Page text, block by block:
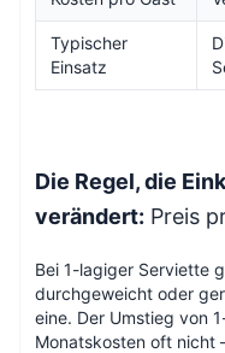
Typischer
Einsatz
Die Regel, die
verändert: Preis
Bei 1-lagiger Serviette
durchgeweicht oder
eine. Der Umstieg von
Monatskosten oft nicht